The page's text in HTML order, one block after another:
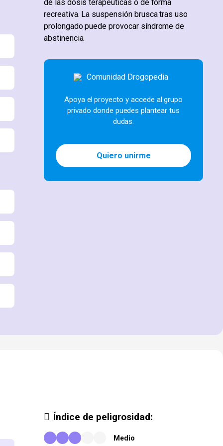
de las dosis terapéuticas o de forma
recreativa. La suspensión brusca tras uso
prolongado puede provocar síndrome de
abstinencia.
Apoya el proyecto y accede al grupo
privado donde puedes plantear tus
dudas.
Quiero unirme
Índice de peligrosidad:
Medio